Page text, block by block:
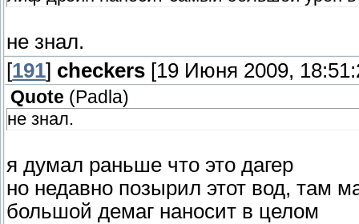
не знал.
[191] checkers [19 Июня 2009,
Quote ( Padla)
не знал.
я думал раньше что это дагер
но недавно позырил этот вод, там
большой демаг наносит в целом